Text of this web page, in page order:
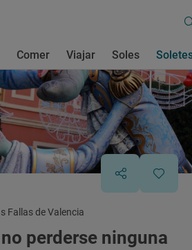
Comer Viajar Soles
Fallas de Valencia
perderse ninguna